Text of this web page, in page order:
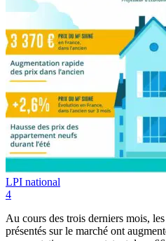
LPI national
4
Au cours des trois derniers mois,
présentés sur le marché ont